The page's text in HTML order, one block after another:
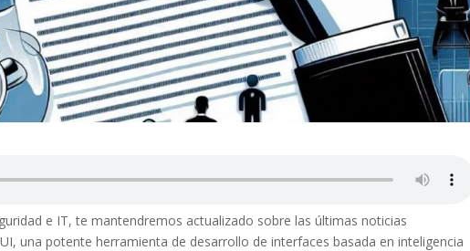
e IT, te mantendremos actualizado sobre las últimas noticias
una potente herramienta de desarrollo de interfaces basada en inteligencia